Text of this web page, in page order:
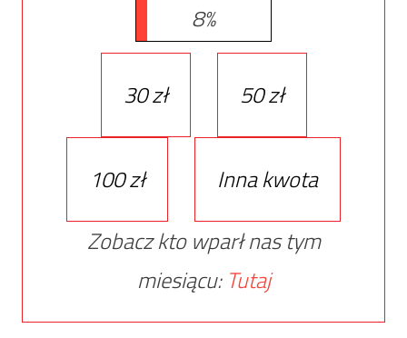
8%
30 zł 50 zł
100 zł
Inna kwota
Zobacz kto wparł nas tym
miesiącu: Tutaj